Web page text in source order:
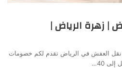
| زهرة الرياض |
نقل العفش في الرياض تقدم لكم خصومات
40…